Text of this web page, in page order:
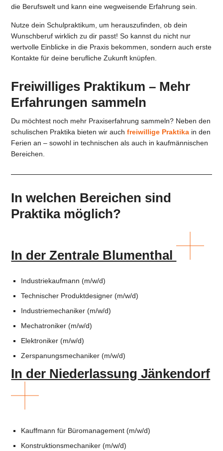
die Berufswelt und kann eine wegweisende Erfahrung sein.
Nutze dein Schulpraktikum, um herauszufinden, ob dein
Wunschberuf wirklich zu dir passt! So kannst du nicht nur
wertvolle Einblicke in die Praxis bekommen, sondern auch erste
Kontakte für deine berufliche Zukunft knüpfen.
Freiwilliges Praktikum – Mehr
Erfahrungen sammeln
Du möchtest noch mehr Praxiserfahrung sammeln? Neben den
schulischen Praktika bieten wir auchfreiwillige Praktika in den
Ferien an – sowohl in technischen als auch in kaufmännischen
Bereichen.
In welchen Bereichen sind
Praktika möglich?
In der Zentrale Blumenthal
Industriekaufmann (m/w/d)
Technischer Produktdesigner (m/w/d)
Industriemechaniker (m/w/d)
Mechatroniker (m/w/d)
Elektroniker (m/w/d)
Zerspanungsmechaniker (m/w/d)
In der Niederlassung Jänkendorf
Kauffmann für Büromanagement (m/w/d)
Konstruktionsmechaniker (m/w/d)